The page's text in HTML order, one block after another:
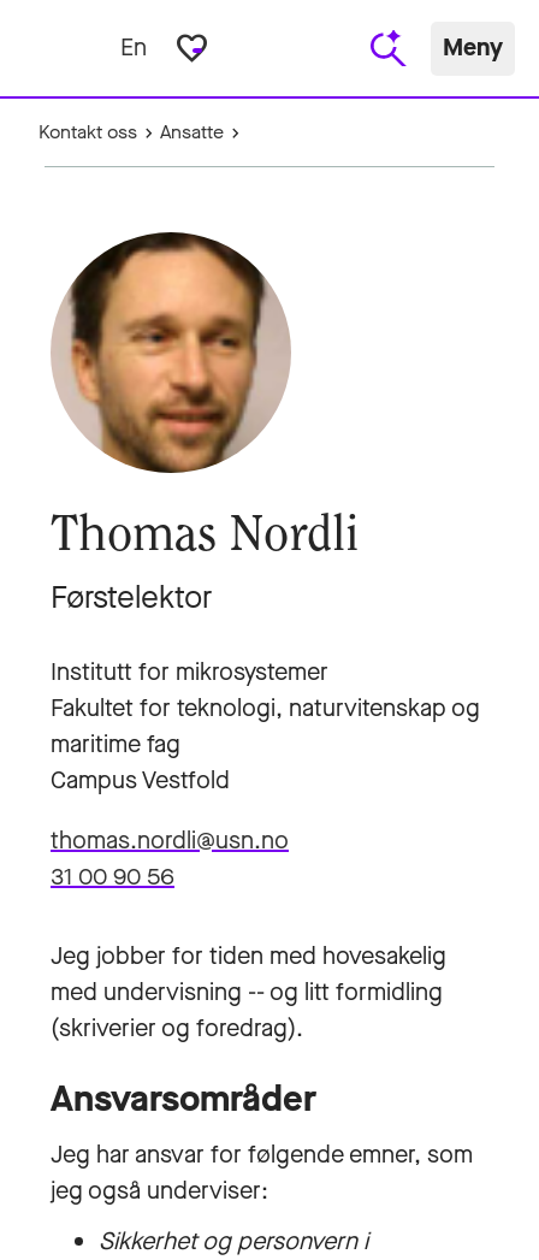
En favorite_border Meny
Kontakt oss Ansatte
Thomas Nordli
Førstelektor
Institutt for mikrosystemer
Fakultet for teknologi, naturvitenskap og
maritime fag
Campus Vestfold
thomas.nordli@usn.no
31 00 90 56
Jeg jobber for tiden med hovesakelig
med undervisning -- og litt formidling
(skriverier og foredrag).
Ansvarsområder
Jeg har ansvar for følgende emner, som
jeg også underviser:
Sikkerhet og personvern i